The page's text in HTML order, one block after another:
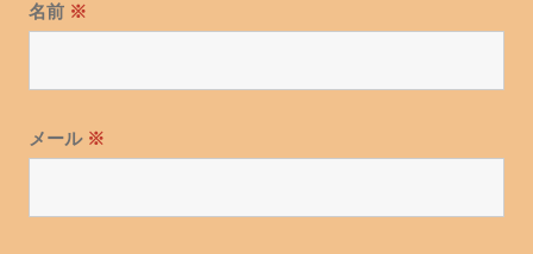
名前 ※
メール ※